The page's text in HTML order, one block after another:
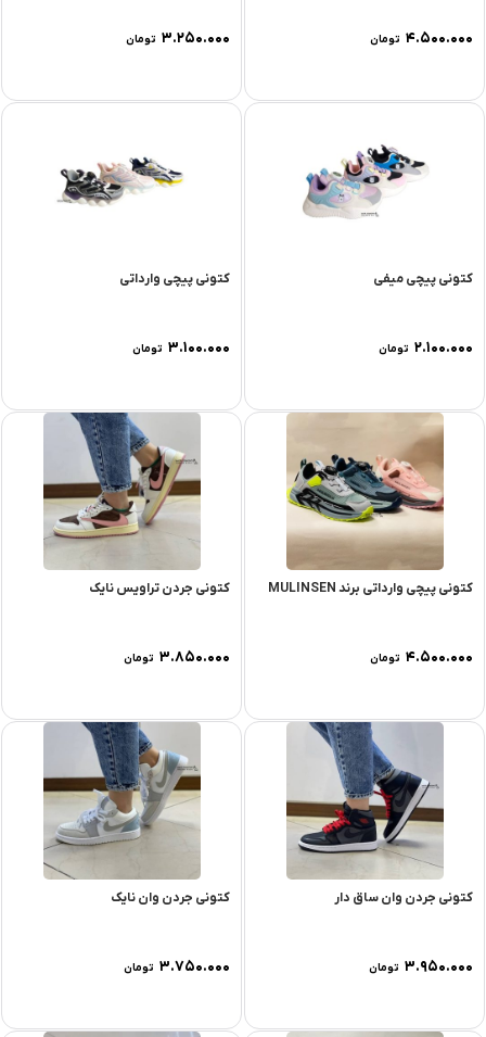
۴.۵۰۰.۰۰۰ تومان ۳.۲۵۰.۰۰۰ تومان
کتونی پیچی میفی
۲.۱۰۰.۰۰۰ تومان
کتونی پیچی وارداتی
۳.۱۰۰.۰۰۰ تومان
کتونی پیچی وارداتی برند MULINSEN
۴.۵۰۰.۰۰۰ تومان
کتونی جردن تراویس نایک
۳.۸۵۰.۰۰۰ تومان
کتونی جردن وان ساق دار
۳.۹۵۰.۰۰۰ تومان
کتونی جردن وان نایک
۳.۷۵۰.۰۰۰ تومان